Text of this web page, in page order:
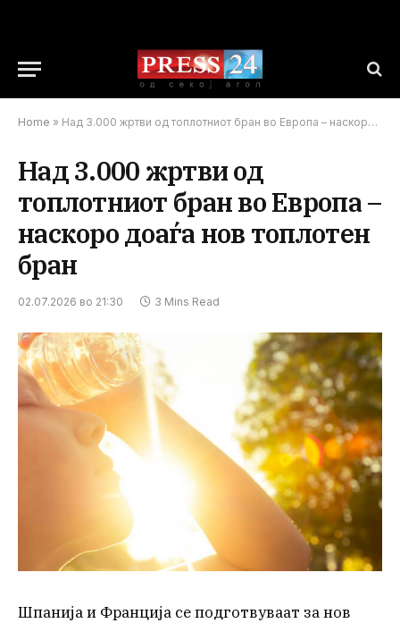
Home » Над 3.000 жртви од топлотниот бран во Европа – наскоро доаѓа нов топлотен бран
Над 3.000 жртви од
топлотниот бран во Европа –
наскоро доаѓа нов топлотен
бран
02.07.2026 во 21:30 3 Mins Read
Шпанија и Франција се подготвуваат за нов